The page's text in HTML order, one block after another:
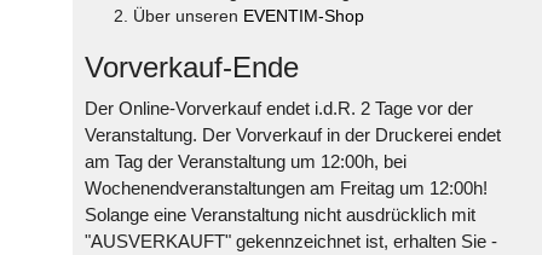
Über unseren EVENTIM-Shop
Vorverkauf-Ende
Der Online-Vorverkauf endet i.d.R. 2 Tage vor der
Veranstaltung. Der Vorverkauf in der Druckerei endet
am Tag der Veranstaltung um 12:00h, bei
Wochenendveranstaltungen am Freitag um 12:00h!
Solange eine Veranstaltung nicht ausdrücklich mit
"AUSVERKAUFT" gekennzeichnet ist, erhalten Sie -